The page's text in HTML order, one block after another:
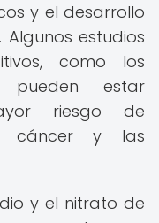
y el desarrollo
estudios
como los
pueden estar
riesgo de
cáncer y las
y el nitrato de